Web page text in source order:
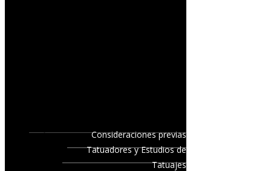
Consideraciones previas
Tatuadores y Estudios de
Tatuajes